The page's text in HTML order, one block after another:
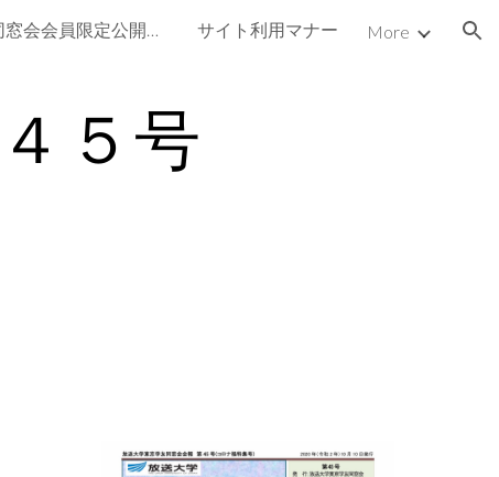
3.放送大学同窓会会員限定公開ページ サイト利用マナー More
５号